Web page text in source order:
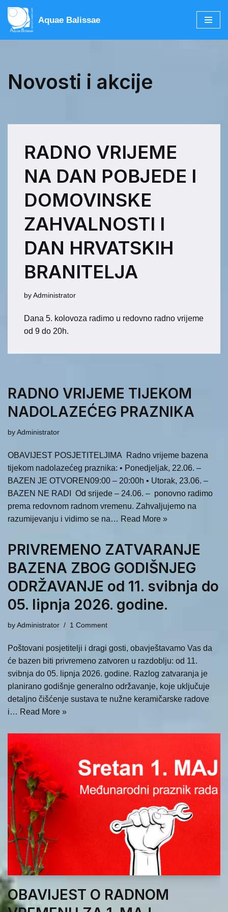
Skip
to
Aquae Balissae
Novosti i akcije
RADNO VRIJEME
NA DAN POBJEDE I
DOMOVINSKE
ZAHVALNOSTI I
DAN HRVATSKIH
BRANITELJA
byAdministrator
Dana 5. kolovoza radimo u redovno radno vrijeme
od 9 do 20h.
RADNO VRIJEME TIJEKOM
NADOLAZEĆEG PRAZNIKA
byAdministrator
OBAVIJEST POSJETITELJIMA Radno vrijeme bazena
tijekom nadolazećeg praznika: • Ponedjeljak, 22.06. –
BAZEN JE OTVOREN09:00 – 20:00h • Utorak, 23.06. –
BAZEN NE RADI Od srijede – 24.06. – ponovno radimo
prema redovnom radnom vremenu. Zahvaljujemo na
razumijevanju i vidimo se na… Read More »
PRIVREMENO ZATVARANJE
BAZENA ZBOG GODIŠNJEG
ODRŽAVANJE od 11. svibnja do
05. lipnja 2026. godine.
byAdministrator 1 Comment
Poštovani posjetitelji i dragi gosti, obavještavamo Vas da
će bazen biti privremeno zatvoren u razdoblju: od 11.
svibnja do 05. lipnja 2026. godine. Razlog zatvaranja je
planirano godišnje generalno održavanje, koje uključuje
detaljno čišćenje sustava te nužne keramičarske radove
i… Read More »
OBAVIJEST O RADNOM